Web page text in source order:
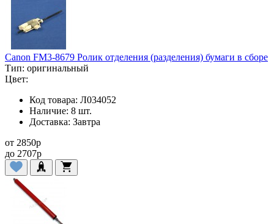
Canon FM3-8679 Ролик отделения (разделения) бумаги в сборе
Тип: оригинальный
Цвет:
Код товара: Л034052
Наличие: 8 шт.
Доставка: Завтра
от 2850p
до 2707p